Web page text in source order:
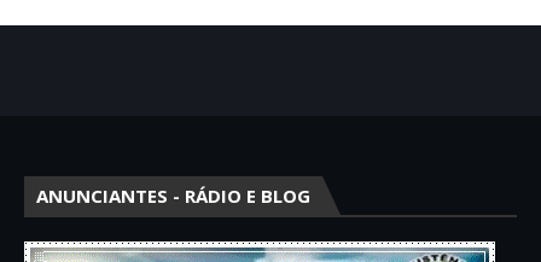
ANUNCIANTES - RÁDIO E BLOG